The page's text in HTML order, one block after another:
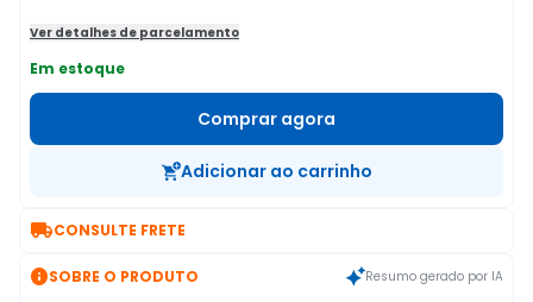
Ver detalhes de parcelamento
Em estoque
Comprar agora
Adicionar ao carrinho
CONSULTE FRETE
SOBRE O PRODUTO Resumo gerado por IA